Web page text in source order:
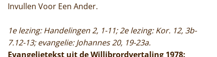
Invullen Voor Een Ander.
1e lezing: Handelingen 2, 1-11; 2e lezing: Kor. 12, 3b-
7.12-13; evangelie: Johannes 20, 19-23a.
Evangelietekst uit de Willibrordvertaling 1978: